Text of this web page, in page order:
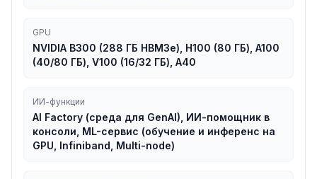
GPU
NVIDIA B300 (288 ГБ HBM3e), H100 (80 ГБ), A100
(40/80 ГБ), V100 (16/32 ГБ), A40
ИИ-функции
AI Factory (среда для GenAI), ИИ-помощник в
консоли, ML-сервис (обучение и инференс на
GPU, Infiniband, Multi-node)